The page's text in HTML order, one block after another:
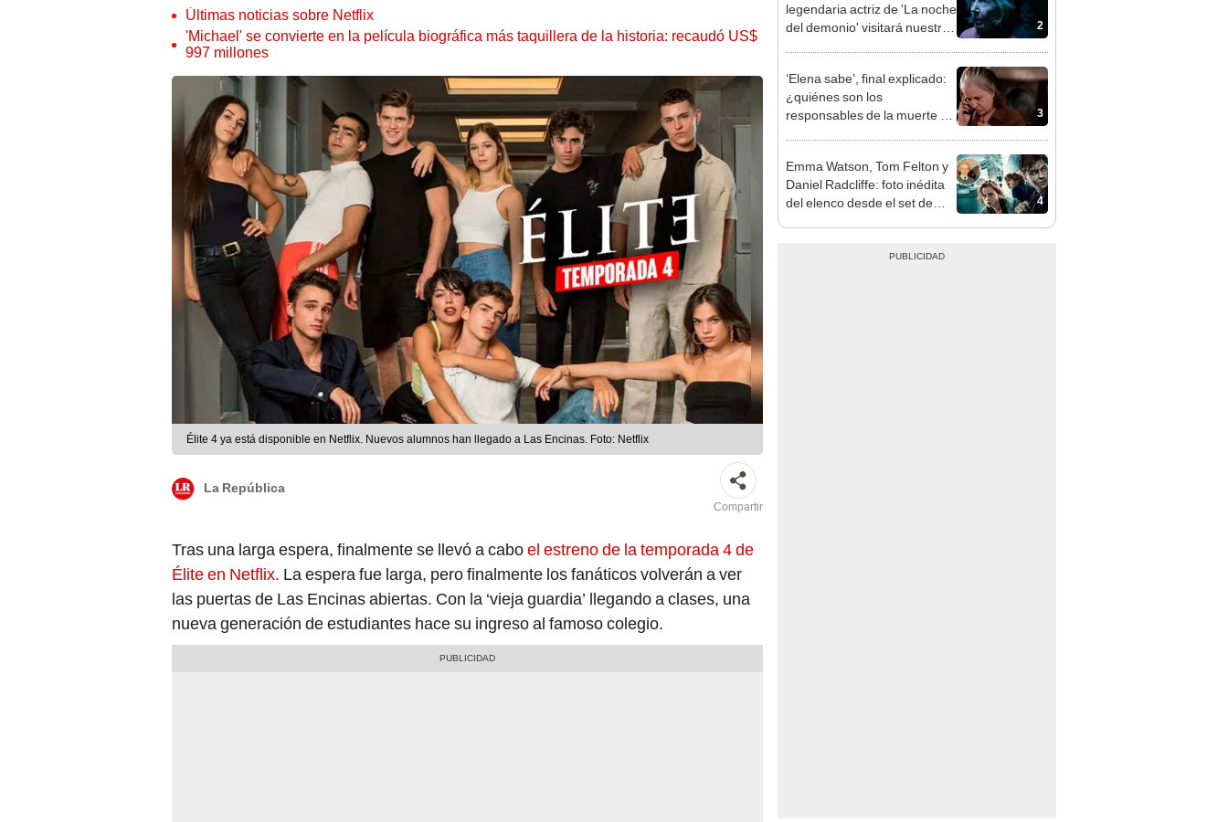
Últimas noticias sobre Netflix
'Michael' se convierte en la película biográfica más taquillera de la historia: recaudó US$
997 millones
Élite 4 ya está disponible en Netflix. Nuevos alumnos han llegado a Las Encinas. Foto: Netflix
La República
Compartir
Tras una larga espera, finalmente se llevó a caboel estreno de la temporada 4 de
Élite en Netflix. La espera fue larga, pero finalmente los fanáticos volverán a ver
las puertas de Las Encinas abiertas. Con la ‘vieja guardia’ llegando a clases, una
nueva generación de estudiantes hace su ingreso al famoso colegio.
2
legendaria actriz de 'La noche
del demonio' visitará nuestro
nosotros'
3
‘Elena sabe’, final explicado:
¿quiénes son los
responsables de la muerte de
4
Emma Watson, Tom Felton y
Daniel Radcliffe: foto inédita
del elenco desde el set de